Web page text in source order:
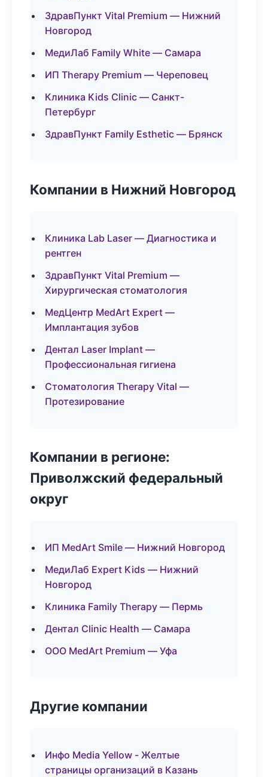
ЗдравПункт Vital Premium — Нижний
Новгород
МедиЛаб Family White — Самара
ИП Therapy Premium — Череповец
Клиника Kids Clinic — Санкт-
Петербург
ЗдравПункт Family Esthetic — Брянск
Компании в Нижний Новгород
Клиника Lab Laser — Диагностика и
рентген
ЗдравПункт Vital Premium —
Хирургическая стоматология
МедЦентр MedArt Expert —
Имплантация зубов
Дентал Laser Implant —
Профессиональная гигиена
Стоматология Therapy Vital —
Протезирование
Компании в регионе:
Приволжский федеральный
округ
ИП MedArt Smile — Нижний Новгород
МедиЛаб Expert Kids — Нижний
Новгород
Клиника Family Therapy — Пермь
Дентал Clinic Health — Самара
ООО MedArt Premium — Уфа
Другие компании
Инфо Media Yellow - Желтые
страницы организаций в Казань